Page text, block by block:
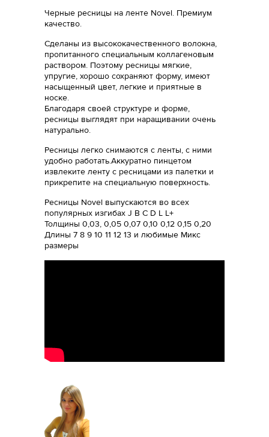
Черные ресницы на ленте Novel. Премиум
качество.
Сделаны из высококачественного волокна,
пропитанного специальным коллагеновым
раствором. Поэтому ресницы мягкие,
упругие, хорошо сохраняют форму, имеют
насыщенный цвет, легкие и приятные в
носке.
Благодаря своей структуре и форме,
ресницы выглядят при наращивании очень
натурально.
Ресницы легко снимаются с ленты, с ними
удобно работать.Аккуратно пинцетом
извлеките ленту с ресницами из палетки и
прикрепите на специальную поверхность.
Ресницы Novel выпускаются во всех
популярных изгибах J B C D L L+
Толщины 0,03, 0,05 0,07 0,10 0,12 0,15 0,20
Длины 7 8 9 10 11 12 13 и любимые Микс
размеры